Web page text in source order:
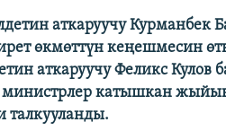
аткаруучу Курманбек
өкмөттүн кеңешмесин
аткаруучу Феликс Кулов
министрлер катышкан
талкууланды.